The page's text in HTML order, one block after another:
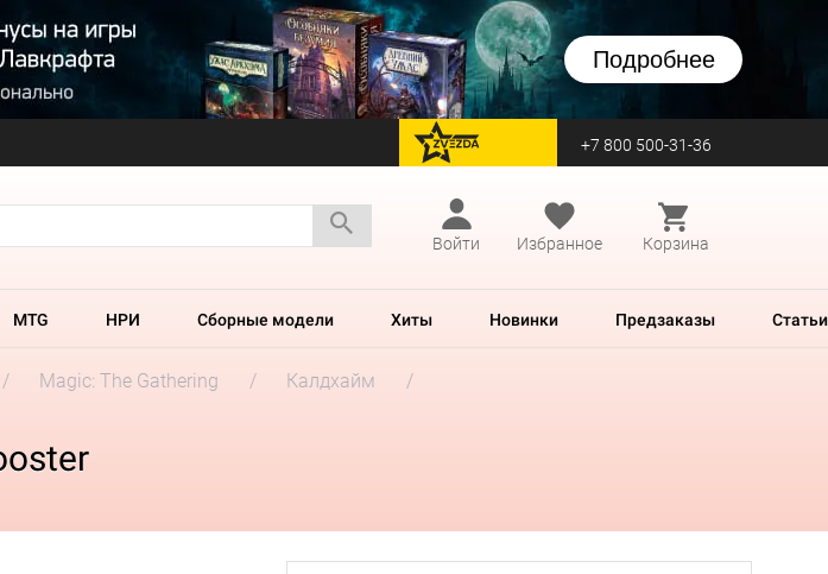
Подробнее
перейти на Zvezda +7 800 500-31-36
Войти
Избранное Корзина
MTG НРИ Сборные модели Хиты Новинки Предзаказы Статьи
Magic: The Gathering
Калдхайм